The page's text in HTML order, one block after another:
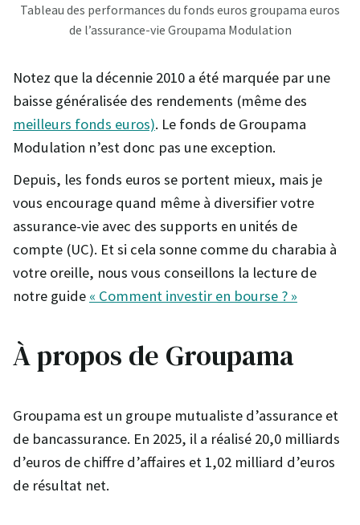
Tableau des performances du fonds euros groupama euros
de l’assurance-vie Groupama Modulation
Notez que la décennie 2010 a été marquée par une
baisse généralisée des rendements (même des
meilleurs fonds euros). Le fonds de Groupama
Modulation n’est donc pas une exception.
Depuis, les fonds euros se portent mieux, mais je
vous encourage quand même à diversifier votre
assurance-vie avec des supports en unités de
compte (UC). Et si cela sonne comme du charabia à
votre oreille, nous vous conseillons la lecture de
notre guide « Comment investir en bourse ? »
À propos de Groupama
Groupama est un groupe mutualiste d’assurance et
de bancassurance. En 2025, il a réalisé 20,0 milliards
d’euros de chiffre d’affaires et 1,02 milliard d’euros
de résultat net.